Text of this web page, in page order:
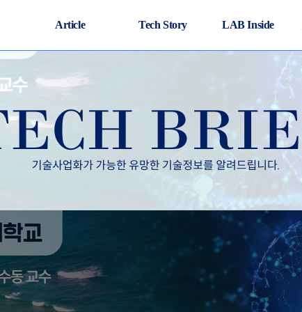
Article Tech Story LAB Inside